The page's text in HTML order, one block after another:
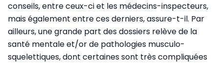
conseils, entre ceux-ci et les médecins-inspecteurs,
mais également entre ces derniers, assure-t-il. Par
ailleurs, une grande part des dossiers relève de la
santé mentale et/or de pathologies musculo-
squelettiques, dont certaines sont très compliquées